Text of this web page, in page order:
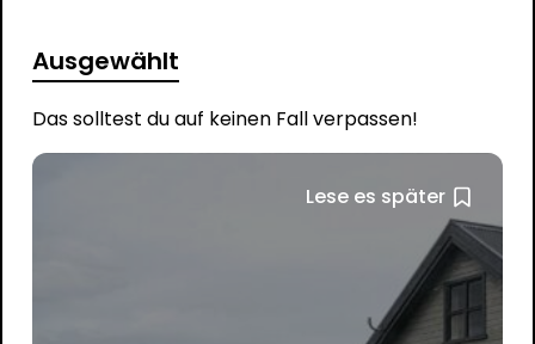
Ausgewählt
Das solltest du auf keinen Fall verpassen!
Lese es später